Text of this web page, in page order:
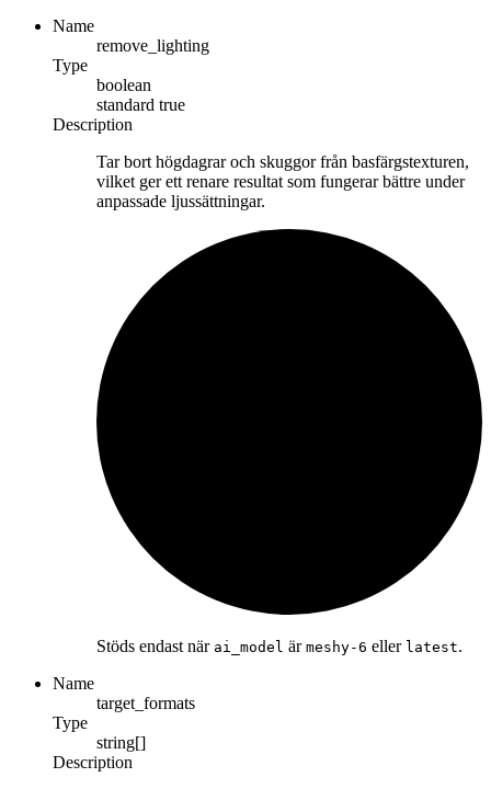
Name
remove_lighting
Type
boolean
standard true
Description
Tar bort högdagrar och skuggor från basfärgstexturen,
vilket ger ett renare resultat som fungerar bättre under
anpassade ljussättningar.
Stöds endast när ai_model är meshy-6 eller latest.
Name
target_formats
Type
string[]
Description